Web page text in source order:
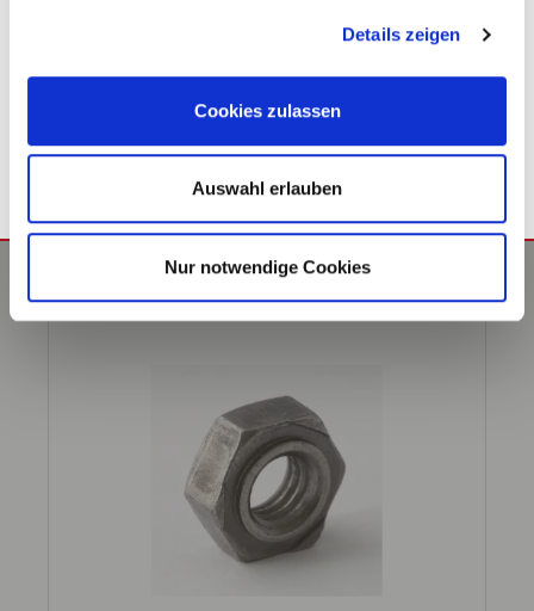
Details zeigen
Cookies zulassen
Auswahl erlauben
Nur notwendige Cookies
BEREITS REGISTRIERTER KUNDE
VPE: 500